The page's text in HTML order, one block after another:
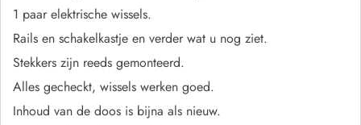
1 paar elektrische wissels.
Rails en schakelkastje en verder wat u nog ziet.
Stekkers zijn reeds gemonteerd.
Alles gecheckt, wissels werken goed.
Inhoud van de doos is bijna als nieuw.